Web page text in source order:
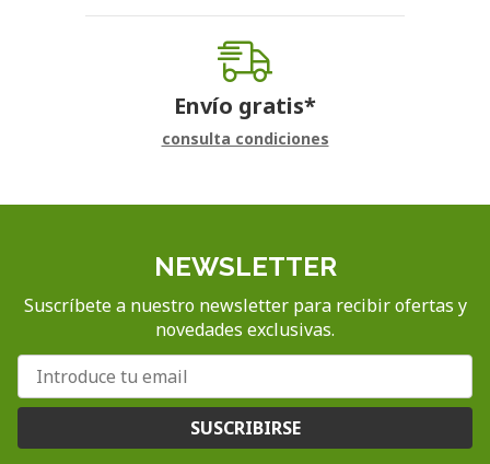
Envío gratis*
consulta condiciones
NEWSLETTER
Suscríbete a nuestro newsletter para recibir ofertas y
novedades exclusivas.
SUSCRIBIRSE